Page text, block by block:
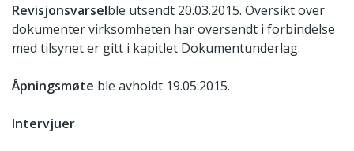
Revisjonsvarselble utsendt 20.03.2015. Oversikt over
dokumenter virksomheten har oversendt i forbindelse
med tilsynet er gitt i kapitlet Dokumentunderlag.
Åpningsmøte ble avholdt 19.05.2015.
Intervjuer